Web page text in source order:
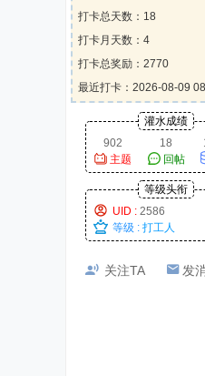
打卡总天数：18
打卡月天数：4
打卡总奖励：2770
最近打卡：2026-08-09
灌水成绩
902
18
主题
回帖
等级头衔
UID : 2586
等级 : 打工人
威望 : 2770
关注TA 发